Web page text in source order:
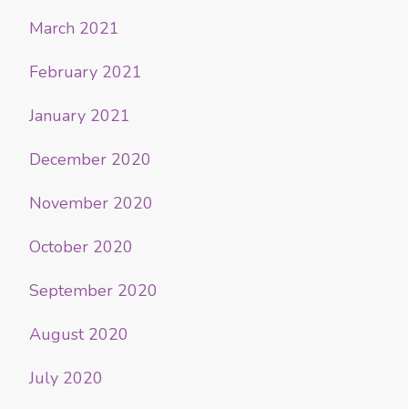
March 2021
February 2021
January 2021
December 2020
November 2020
October 2020
September 2020
August 2020
July 2020